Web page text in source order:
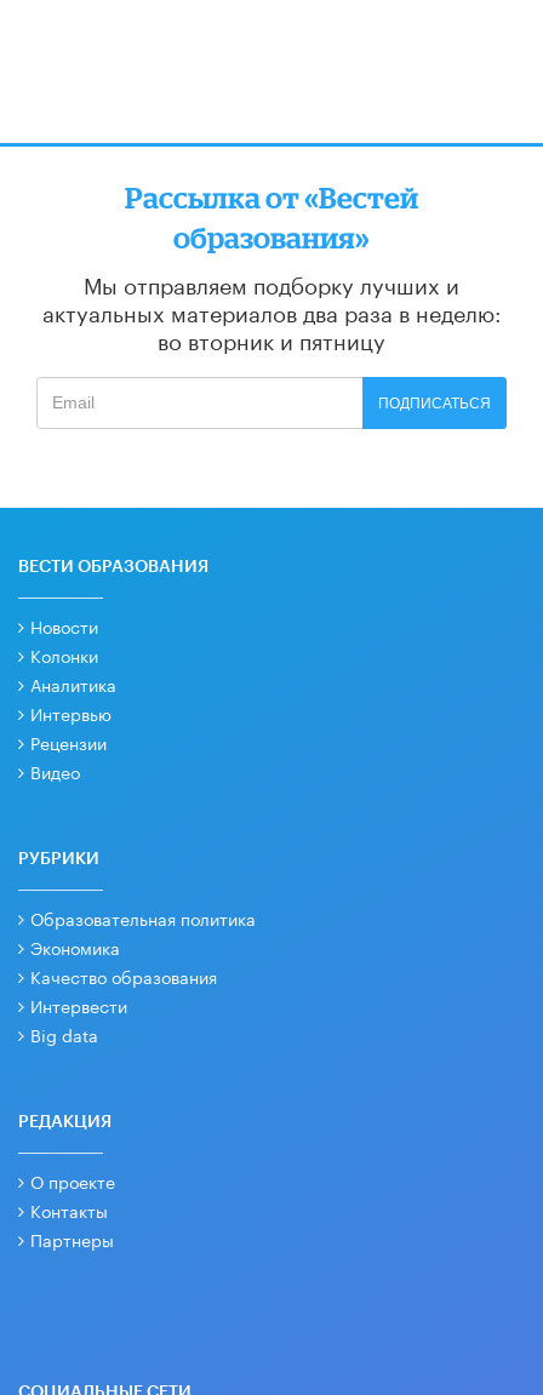
Рассылка от «Вестей
образования»
Мы отправляем подборку лучших и
актуальных материалов два раза в неделю:
во вторник и пятницу
ПОДПИСАТЬСЯ
ВЕСТИ ОБРАЗОВАНИЯ
Новости
Колонки
Аналитика
Интервью
Рецензии
Видео
РУБРИКИ
Образовательная политика
Экономика
Качество образования
Интервести
Big data
РЕДАКЦИЯ
О проекте
Контакты
Партнеры